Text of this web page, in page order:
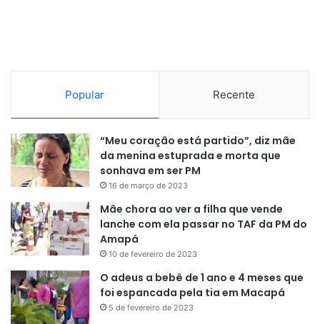
moderno Switch, ambos da Nintendo.
Popular Recente
“Meu coração está partido”, diz mãe
da menina estuprada e morta que
sonhava em ser PM
16 de março de 2023
Mãe chora ao ver a filha que vende
lanche com ela passar no TAF da PM do
Amapá
10 de fevereiro de 2023
O adeus a bebê de 1 ano e 4 meses que
foi espancada pela tia em Macapá
5 de fevereiro de 2023